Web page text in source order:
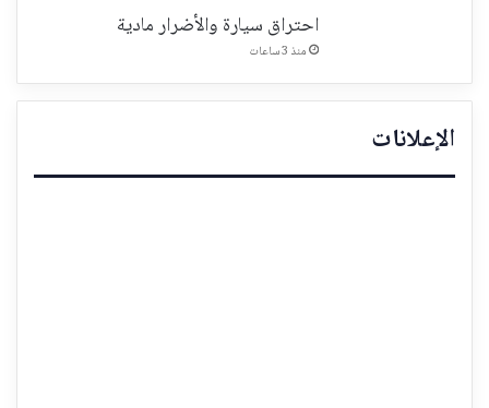
احتراق سيارة والأضرار مادية
منذ 3 ساعات
الإعلانات